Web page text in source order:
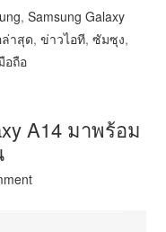
,Samsung Galaxy
าสุด,ข่าวไอที,ซัมซุง,
อถือ
A14 มาพร้อม